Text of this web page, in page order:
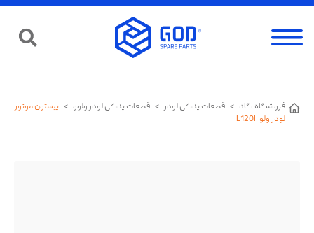
فروشگاه گاد > قطعات یدکی لودر > قطعات یدکی لودر ولوو > پیستون موتور
لودر ولو L120F